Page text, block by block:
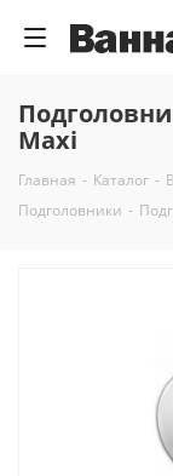
Maxi
Главная - Каталог -
Подголовники -